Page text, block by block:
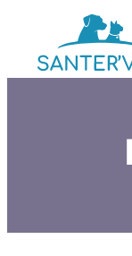
contenu